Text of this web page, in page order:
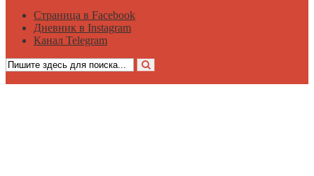
Страница в Facebook
Дневник в Instagram
Канал Telegram